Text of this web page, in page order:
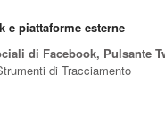
e piattaforme esterne
di Facebook, Pulsante
di Tracciamento